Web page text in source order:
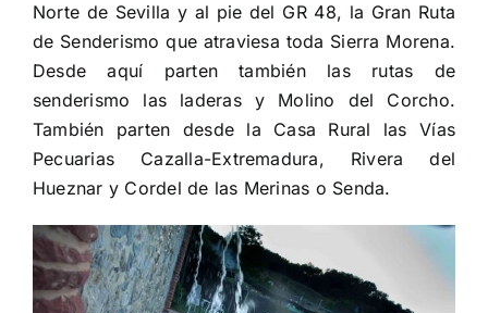
Norte de Sevilla y al pie del GR 48, la Gran Ruta
de Senderismo que atraviesa toda Sierra Morena.
Desde aquí parten también las rutas de
senderismo las laderas y Molino del Corcho.
También parten desde la Casa Rural las Vías
Pecuarias Cazalla-Extremadura, Rivera del
Hueznar y Cordel de las Merinas o Senda.